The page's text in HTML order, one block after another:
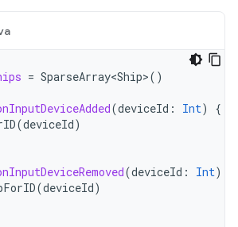
= SparseArray<Ship>()
(deviceId : Int)
{
(deviceId)
(deviceId : Int)
(deviceId)